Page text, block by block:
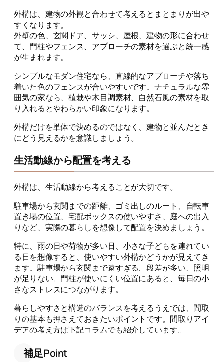
外構は、建物の外観と合わせて考えるとまとまりが出や
すくなります。
外壁の色、玄関ドア、サッシ、屋根、建物の形に合わせ
て、門柱やフェンス、アプローチの素材を選ぶと統一感
が生まれます。
シンプルなモダン住宅なら、直線的なアプローチや落ち
着いた色のフェンスが合いやすいです。ナチュラルな雰
囲気の家なら、植栽や木目調素材、自然石風の素材を取
り入れるとやわらかい印象になります。
外構だけを単体で決めるのではなく、建物と並んだとき
にどう見えるかを意識しましょう。
生活動線から配置を考える
外構は、生活動線から考えることが大切です。
駐車場から玄関までの距離、ゴミ出しのルート、自転車
置き場の位置、宅配ボックスの使いやすさ、庭への出入
りなど、実際の暮らしを想像して配置を決めましょう。
特に、雨の日や荷物が多い日、小さな子どもを連れてい
る日を想像すると、使いやすい外構かどうかが見えてき
ます。駐車場から玄関まで遠すぎる、段差が多い、照明
が足りない、門柱が使いにくい位置にあると、毎日の小
さなストレスにつながります。
暮らしやすさと構造のバランスを考えるうえでは、間取
りの基本も押さえておきたいポイントです。間取りアイ
デアの考え方は下記コラムでも紹介しています。
補足Point